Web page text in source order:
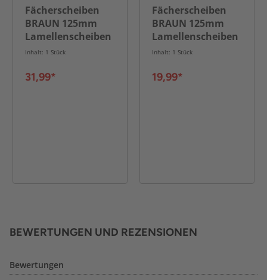
Fächerscheiben
BRAUN 125mm
Lamellenscheiben
Schleifscheiben
Holz 20er Pack
Inhalt: 1 Stück
31,99*
Fächerscheiben
BRAUN 125mm
Lamellenscheiben
Schleifscheiben
Holz 10er Pack
Inhalt: 1 Stück
19,99*
BEWERTUNGEN UND REZENSIONEN
Bewertungen